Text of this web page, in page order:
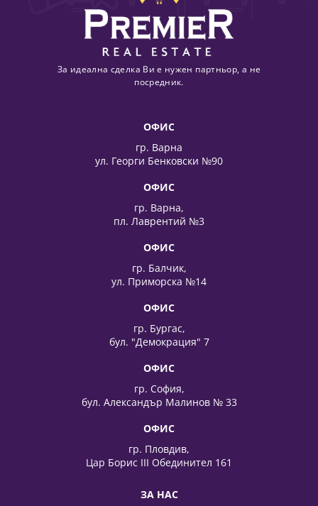
За идеална сделка Ви е нужен партньор, а не
посредник.
ОФИС
гр. Варна
ул. Георги Бенковски №90
ОФИС
гр. Варна,
пл. Лаврентий №3
ОФИС
гр. Балчик,
ул. Приморска №14
ОФИС
гр. Бургас,
бул. "Демокрация" 7
ОФИС
гр. София,
бул. Александър Малинов № 33
ОФИС
гр. Пловдив,
Цар Борис III Обединител 161
ЗА НАС